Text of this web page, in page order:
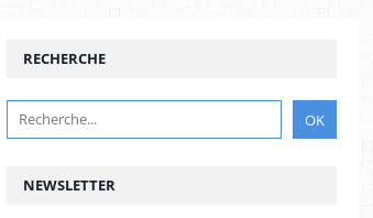
NEWSLETTER
RECHERCHE